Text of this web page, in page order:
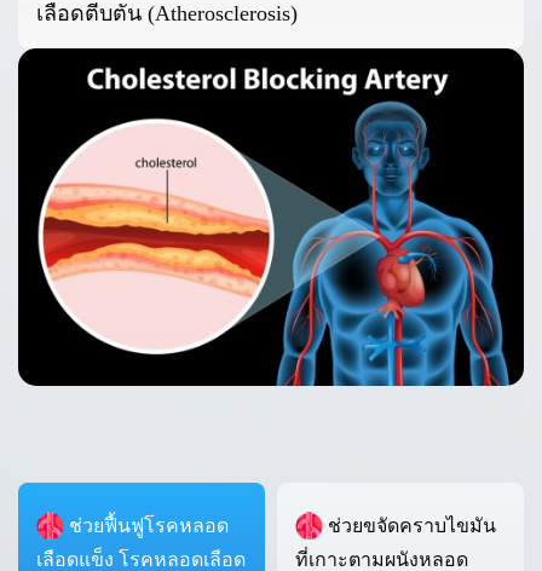
เลือดตีบตัน (Atherosclerosis)
ช่วยฟื้นฟูโรคหลอด
เลือดแข็ง โรคหลอดเลือด
ช่วยขจัดคราบไขมัน
ที่เกาะตามผนังหลอด